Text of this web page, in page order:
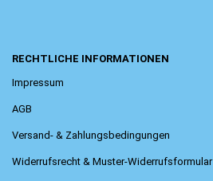
RECHTLICHE INFORMATIONEN
Impressum
AGB
Versand- & Zahlungsbedingungen
Widerrufsrecht & Muster-Widerrufsformular